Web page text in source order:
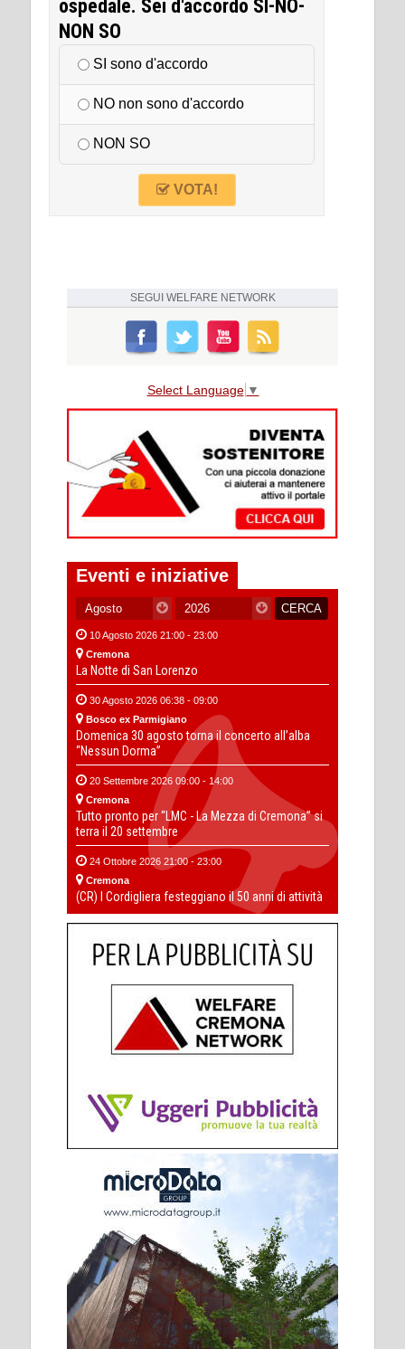
ospedale. Sei d'accordo SI-NO-
NON SO
SI sono d'accordo
NO non sono d'accordo
NON SO
VOTA!
SEGUI WELFARE NETWORK
Select Language ▼
Eventi e iniziative
10 Agosto 2026 21:00 - 23:00
Cremona
La Notte di San Lorenzo
30 Agosto 2026 06:38 - 09:00
Bosco ex Parmigiano
Domenica 30 agosto torna il concerto all’alba
“Nessun Dorma”
20 Settembre 2026 09:00 - 14:00
Cremona
Tutto pronto per “LMC - La Mezza di Cremona” si
terra il 20 settembre
24 Ottobre 2026 21:00 - 23:00
Cremona
(CR) I Cordigliera festeggiano il 50 anni di attività